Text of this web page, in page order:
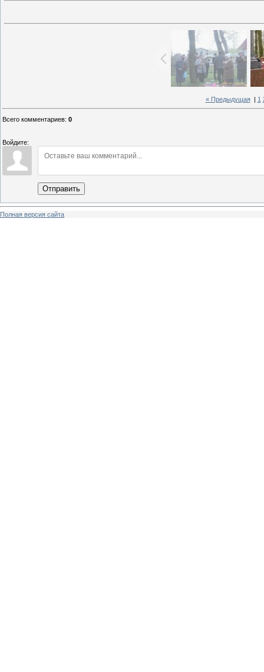
« Предыдущая| 1
Всего комментариев: 0
Войдите:
Отправить
Полная версия сайта